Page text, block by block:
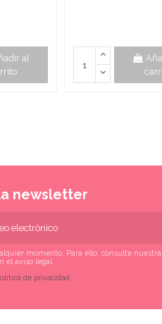
al
newsletter
momento. Para ello, consulte nuestra
el aviso legal.
de privacidad